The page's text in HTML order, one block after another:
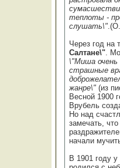
теплоты -
слушать\"
Через год на
Салтане\" .
\"Миша очень
страшные
жанре\" (из
Весной 1900
Врубель
Но над
замечать,
начали
В 1901 году